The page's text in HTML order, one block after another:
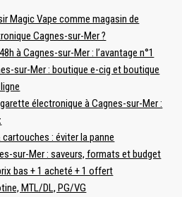
Magic Vape comme magasin de
Cagnes-sur-Mer ?
à Cagnes-sur-Mer : l’avantage n°1
sur-Mer : boutique e-cig et boutique
électronique à Cagnes-sur-Mer :
: éviter la panne
sur-Mer : saveurs, formats et budget
bas + 1 acheté + 1 offert
MTL/DL, PG/VG